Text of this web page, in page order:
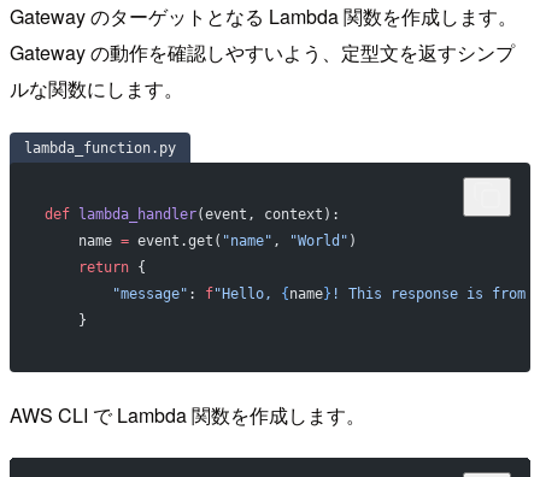
Gateway のターゲットとなる Lambda 関数を作成します。
Gateway の動作を確認しやすいよう、定型文を返すシンプ
ルな関数にします。
lambda_function.py
def lambda_handler(event, context):
    name
= event.get( "name" , "World" )
    return
{
        "message"
: f"Hello, {name} ! This response is from
    }
AWS CLI で Lambda 関数を作成します。